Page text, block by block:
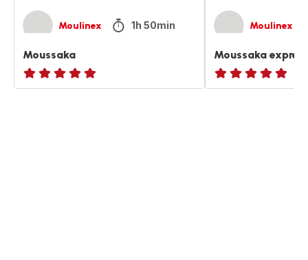
Moulinex 1h 50min
Moussaka
ratings.NaN
Moulinex
Moussaka
ratings.NaN